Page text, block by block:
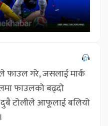
फाउल गरे, जसलाई मार्क
फाउलको बढ्दो
टोलीले आफूलाई बलियो